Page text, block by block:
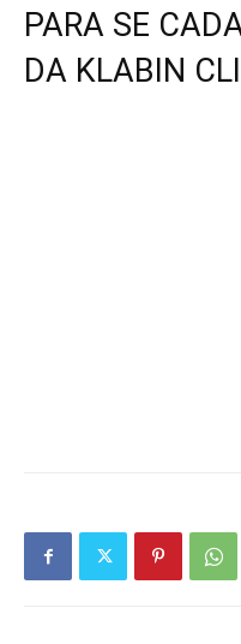
PARA SE
DA KLABIN